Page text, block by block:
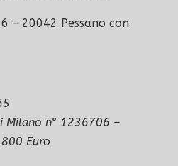
– 20042 Pessano con
Milano n° 1236706 –
Euro